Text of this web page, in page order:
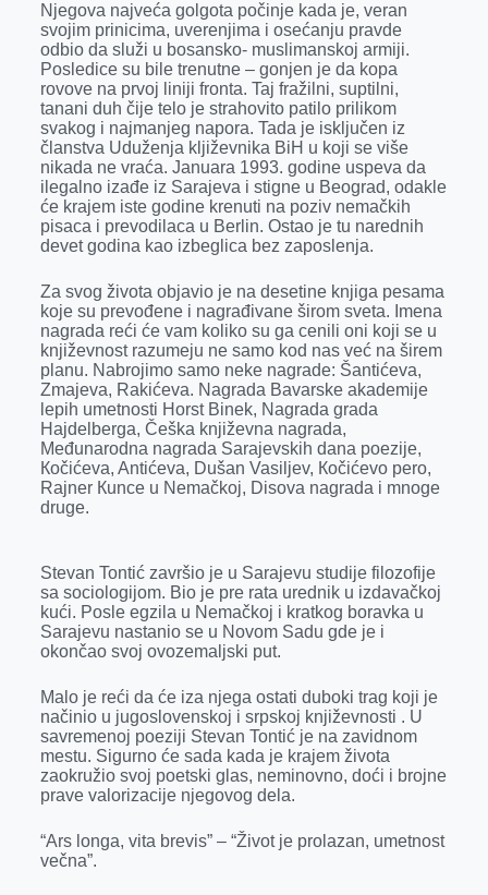
Njegova najveća golgota počinje kada je, veran
svojim prinicima, uverenjima i osećanju pravde
odbio da služi u bosansko- muslimanskoj armiji.
Posledice su bile trenutne – gonjen je da kopa
rovove na prvoj liniji fronta. Taj fražilni, suptilni,
tanani duh čije telo je strahovito patilo prilikom
svakog i najmanjeg napora. Tada je isključen iz
članstva Uduženja kljiževnika BiH u koji se više
nikada ne vraća. Januara 1993. godine uspeva da
ilegalno izađe iz Sarajeva i stigne u Beograd, odakle
će krajem iste godine krenuti na poziv nemačkih
pisaca i prevodilaca u Berlin. Ostao je tu narednih
devet godina kao izbeglica bez zaposlenja.
Za svog života objavio je na desetine knjiga pesama
koje su prevođene i nagrađivane širom sveta. Imena
nagrada reći će vam koliko su ga cenili oni koji se u
književnost razumeju ne samo kod nas već na širem
planu. Nabrojimo samo neke nagrade: Šantićeva,
Zmajeva, Rakićeva. Nagrada Bavarske akademije
lepih umetnosti Horst Binek, Nagrada grada
Hajdelberga, Češka književna nagrada,
Međunarodna nagrada Sarajevskih dana poezije,
Кočićeva, Antićeva, Dušan Vasiljev, Кočićevo pero,
Rajner Кunce u Nemačkoj, Disova nagrada i mnoge
druge.
Stevan Tontić završio je u Sarajevu studije filozofije
sa sociologijom. Bio je pre rata urednik u izdavačkoj
kući. Posle egzila u Nemačkoj i kratkog boravka u
Sarajevu nastanio se u Novom Sadu gde je i
okončao svoj ovozemaljski put.
Malo je reći da će iza njega ostati duboki trag koji je
načinio u jugoslovenskoj i srpskoj književnosti . U
savremenoj poeziji Stevan Tontić je na zavidnom
mestu. Sigurno će sada kada je krajem života
zaokružio svoj poetski glas, neminovno, doći i brojne
prave valorizacije njegovog dela.
“Ars longa, vita brevis” – “Život je prolazan, umetnost
večna”.